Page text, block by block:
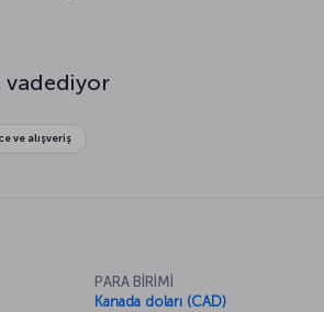
vadediyor
ve alışveriş
PARA BİRİMİ
Kanada doları (CAD)